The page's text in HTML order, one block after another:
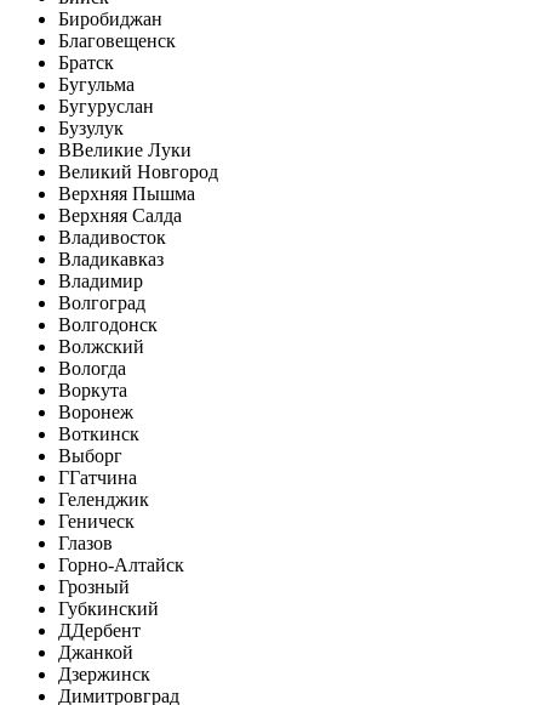
Биробиджан
Благовещенск
Братск
Бугульма
Бугуруслан
Бузулук
ВВеликие Луки
Великий Новгород
Верхняя Пышма
Верхняя Салда
Владивосток
Владикавказ
Владимир
Волгоград
Волгодонск
Волжский
Вологда
Воркута
Воронеж
Воткинск
Выборг
ГГатчина
Геленджик
Геническ
Глазов
Горно-Алтайск
Грозный
Губкинский
ДДербент
Джанкой
Дзержинск
Димитровград